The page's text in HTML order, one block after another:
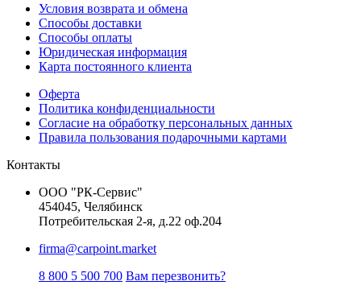
Условия возврата и обмена
Способы доставки
Способы оплаты
Юридическая информация
Карта постоянного клиента
Оферта
Политика конфиденциальности
Согласие на обработку персональных данных
Правила пользования подарочными картами
Контакты
ООО "РК-Сервис"
454045, Челябинск
Потребительская 2-я, д.22 оф.204
firma@carpoint.market
8 800 5 500 700 Вам перезвонить?